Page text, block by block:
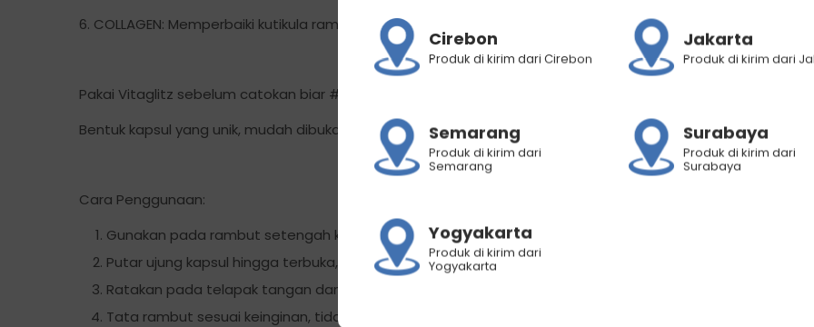
6. COLLAGEN: Memperbaiki kutikula rambut, melembabkan, & merevitalisasi batang rambut yang rusak
Pakai Vitaglitz sebelum catokan biar #CatokanTiapHariTanpaWorry
Bentuk kapsul yang unik, mudah dibuka sehingga menghindari produk tumpah dan terbuang.
Cara Penggunaan:
Gunakan pada rambut setengah kering setelah keramas
Putar ujung kapsul hingga terbuka, tuang vitamin ke telapak tangan
Ratakan pada telapak tangan dan usapkan pada batang hingga ujung rambut.
Tata rambut sesuai keinginan, tidak perlu dibilas.
Cirebon
Produk di kirim dari Cirebon
Jakarta
Produk di kirim dari
Semarang
Produk di kirim dari
Semarang
Surabaya
Produk di kirim dari
Surabaya
Yogyakarta
Produk di kirim dari
Yogyakarta